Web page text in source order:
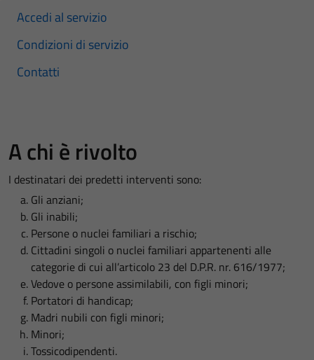
Accedi al servizio
Condizioni di servizio
Contatti
A chi è rivolto
I destinatari dei predetti interventi sono:
Gli anziani;
Gli inabili;
Persone o nuclei familiari a rischio;
Cittadini singoli o nuclei familiari appartenenti alle
categorie di cui all’articolo 23 del D.P.R. nr. 616/1977;
Vedove o persone assimilabili, con figli minori;
Portatori di handicap;
Madri nubili con figli minori;
Minori;
Tossicodipendenti.